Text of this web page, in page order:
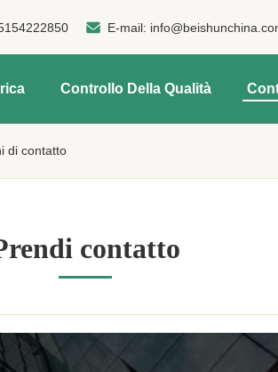
E-mail:
Controllo Della Qualità
di contatto
contatto